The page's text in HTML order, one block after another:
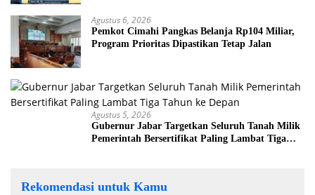
Agustus 6, 2026
Pemkot Cimahi Pangkas Belanja Rp104 Miliar,
Program Prioritas Dipastikan Tetap Jalan
Agustus 5, 2026
Gubernur Jabar Targetkan Seluruh Tanah Milik
Pemerintah Bersertifikat Paling Lambat Tiga
Rekomendasi untuk Kamu